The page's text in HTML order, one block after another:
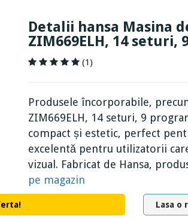
Detalii hansa Masina
ZIM669ELH, 14 seturi,
(1)
Produsele încorporabile,
ZIM669ELH, 14 seturi, 9
compact și estetic, perfect
excelentă pentru utilizatorii
vizual. Fabricat de Hansa,
pe magazin
Lasa o